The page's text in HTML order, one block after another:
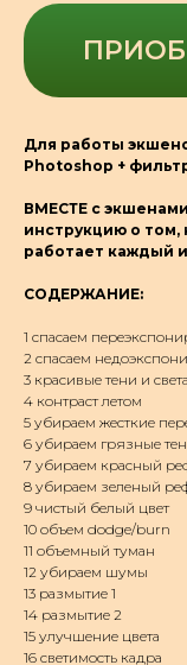
Для работы
Photoshop +
ВМЕСТЕ с
инструкцию о том,
работает каждый
СОДЕРЖАНИЕ:
1 спасаем
2 спасаем
3 красивые тени и света
4 контраст летом
5 убираем жесткие
6 убираем грязные
7 убираем красный
8 убираем зеленый
9 чистый белый цвет
10 объем dodge/burn
11 объемный туман
12 убираем шумы
13 размытие 1
14 размытие 2
15 улучшение цвета
16 светимость кадра